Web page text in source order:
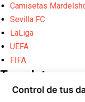
Camisetas
Sevilla FC
LaLiga
UEFA
FIFA
Translate
Control de tus